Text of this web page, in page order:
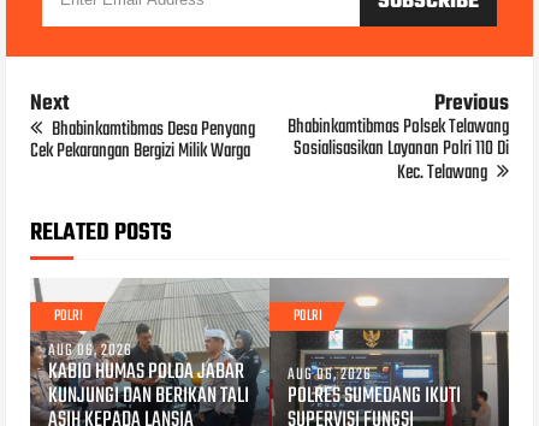
Next
Bhabinkamtibmas Desa Penyang
Cek Pekarangan Bergizi Milik Warga
Previous
Bhabinkamtibmas Polsek Telawang
Sosialisasikan Layanan Polri 110 Di
Kec. Telawang
RELATED POSTS
POLRI
AUG 06, 2026
KABID HUMAS POLDA JABAR
KUNJUNGI DAN BERIKAN TALI
POLRI
AUG 06, 2026
POLRES SUMEDANG IKUTI